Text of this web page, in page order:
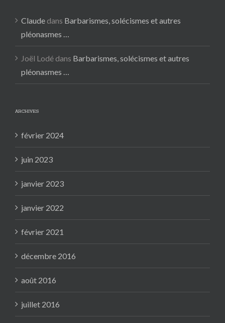
Claude dans Barbarismes, solécismes et autres
pléonasmes …
Joël Lodé dans Barbarismes, solécismes et autres
pléonasmes …
ARCHIVES
février 2024
juin 2023
janvier 2023
janvier 2022
février 2021
décembre 2016
août 2016
juillet 2016